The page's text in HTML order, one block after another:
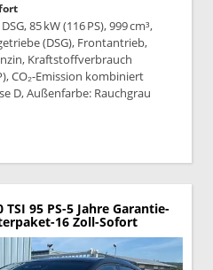
85 kW (116 PS), 999 cm³,
(DSG), Frontantrieb,
Kraftstoffverbrauch
CO₂-Emission kombiniert
D, Außenfarbe: Rauchgrau
drucken
95 PS-5 Jahre Garantie-
16 Zoll-Sofort